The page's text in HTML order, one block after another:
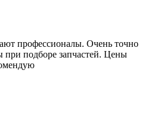
профессионалы. Очень точно
при подборе запчастей. Цены